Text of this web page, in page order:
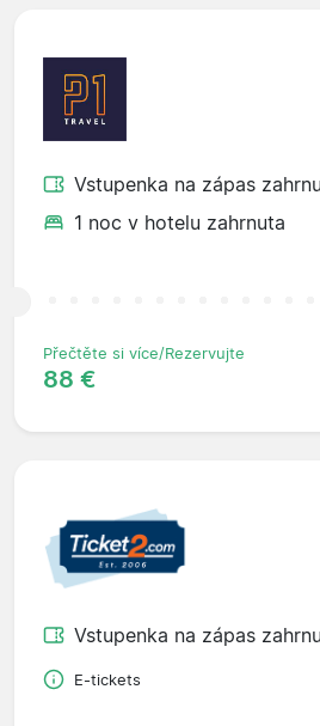
Vstupenka na zápas
1 noc v hotelu zahrnuta
Přečtěte si více/Rezervujte
88 €
Vstupenka na zápas
E-tickets